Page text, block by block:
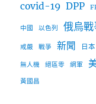
covid-19 DPP
中國 以色列 俄烏戰
戒嚴 戰爭 新聞 日本
無人機 絕區零 網軍
黃國昌